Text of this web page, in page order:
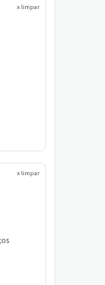
x limpar
x limpar